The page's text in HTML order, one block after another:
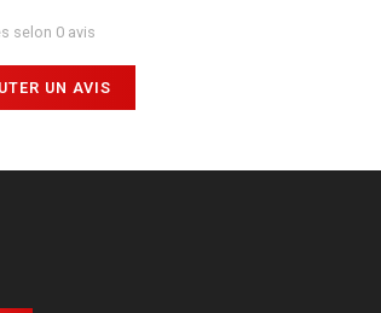
selon 0 avis
UN AVIS